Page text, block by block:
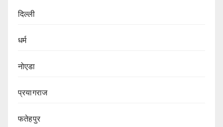
दिल्ली
धर्म
नोएडा
प्रयागराज
फतेहपुर